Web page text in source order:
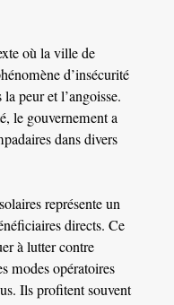
où la ville de
d’insécurité
peur et l’angoisse.
le gouvernement a
dans divers
représente un
directs. Ce
à lutter contre
modes opératoires
Ils profitent souvent